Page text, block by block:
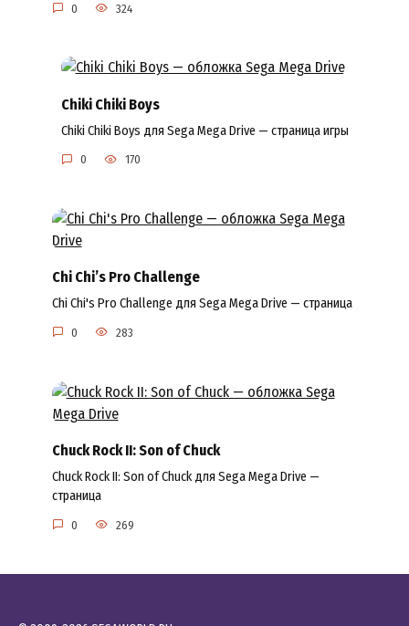
0 324
Chiki Chiki Boys
Chiki Chiki Boys для Sega Mega Drive — страница игры
0 170
Chi Chi’s Pro Challenge
Chi Chi's Pro Challenge для Sega Mega Drive — страница
0 283
Chuck Rock II: Son of Chuck
Chuck Rock II: Son of Chuck для Sega Mega Drive —
страница
0 269